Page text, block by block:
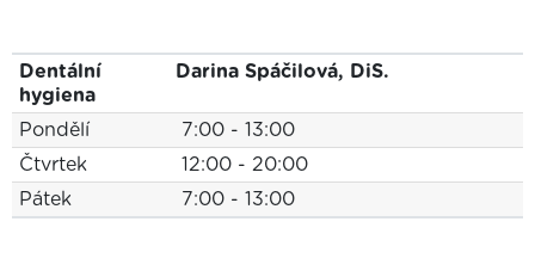
Dentální
hygiena
Darina Spáčilová, DiS.
Pondělí
7:00 - 13:00
Čtvrtek
12:00 - 20:00
Pátek
7:00 - 13:00